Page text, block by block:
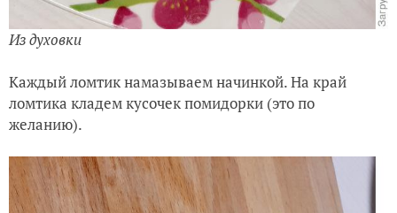
Из духовки
Каждый ломтик намазываем начинкой. На край
ломтика кладем кусочек помидорки (это по
желанию).